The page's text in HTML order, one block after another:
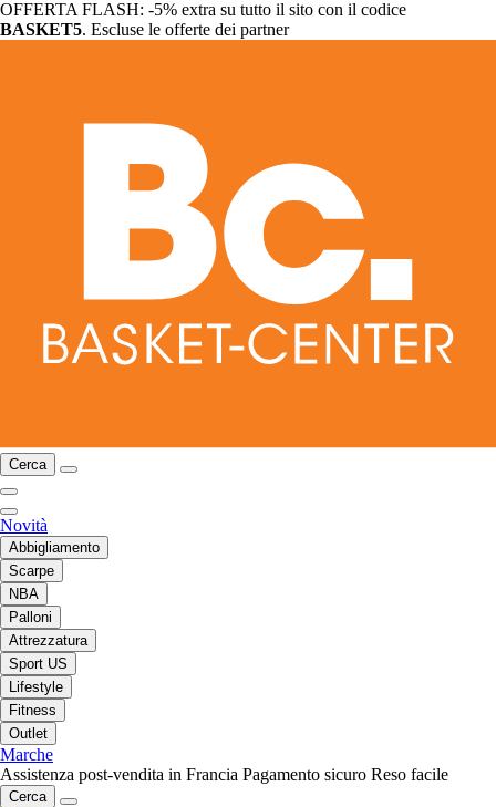
OFFERTA FLASH: -5% extra su tutto il sito con il codice
BASKET5. Escluse le offerte dei partner
Cerca
Novità
Abbigliamento
Scarpe
NBA
Palloni
Attrezzatura
Sport US
Lifestyle
Fitness
Outlet
Marche
Assistenza post-vendita in Francia Pagamento sicuro Reso facile
Cerca